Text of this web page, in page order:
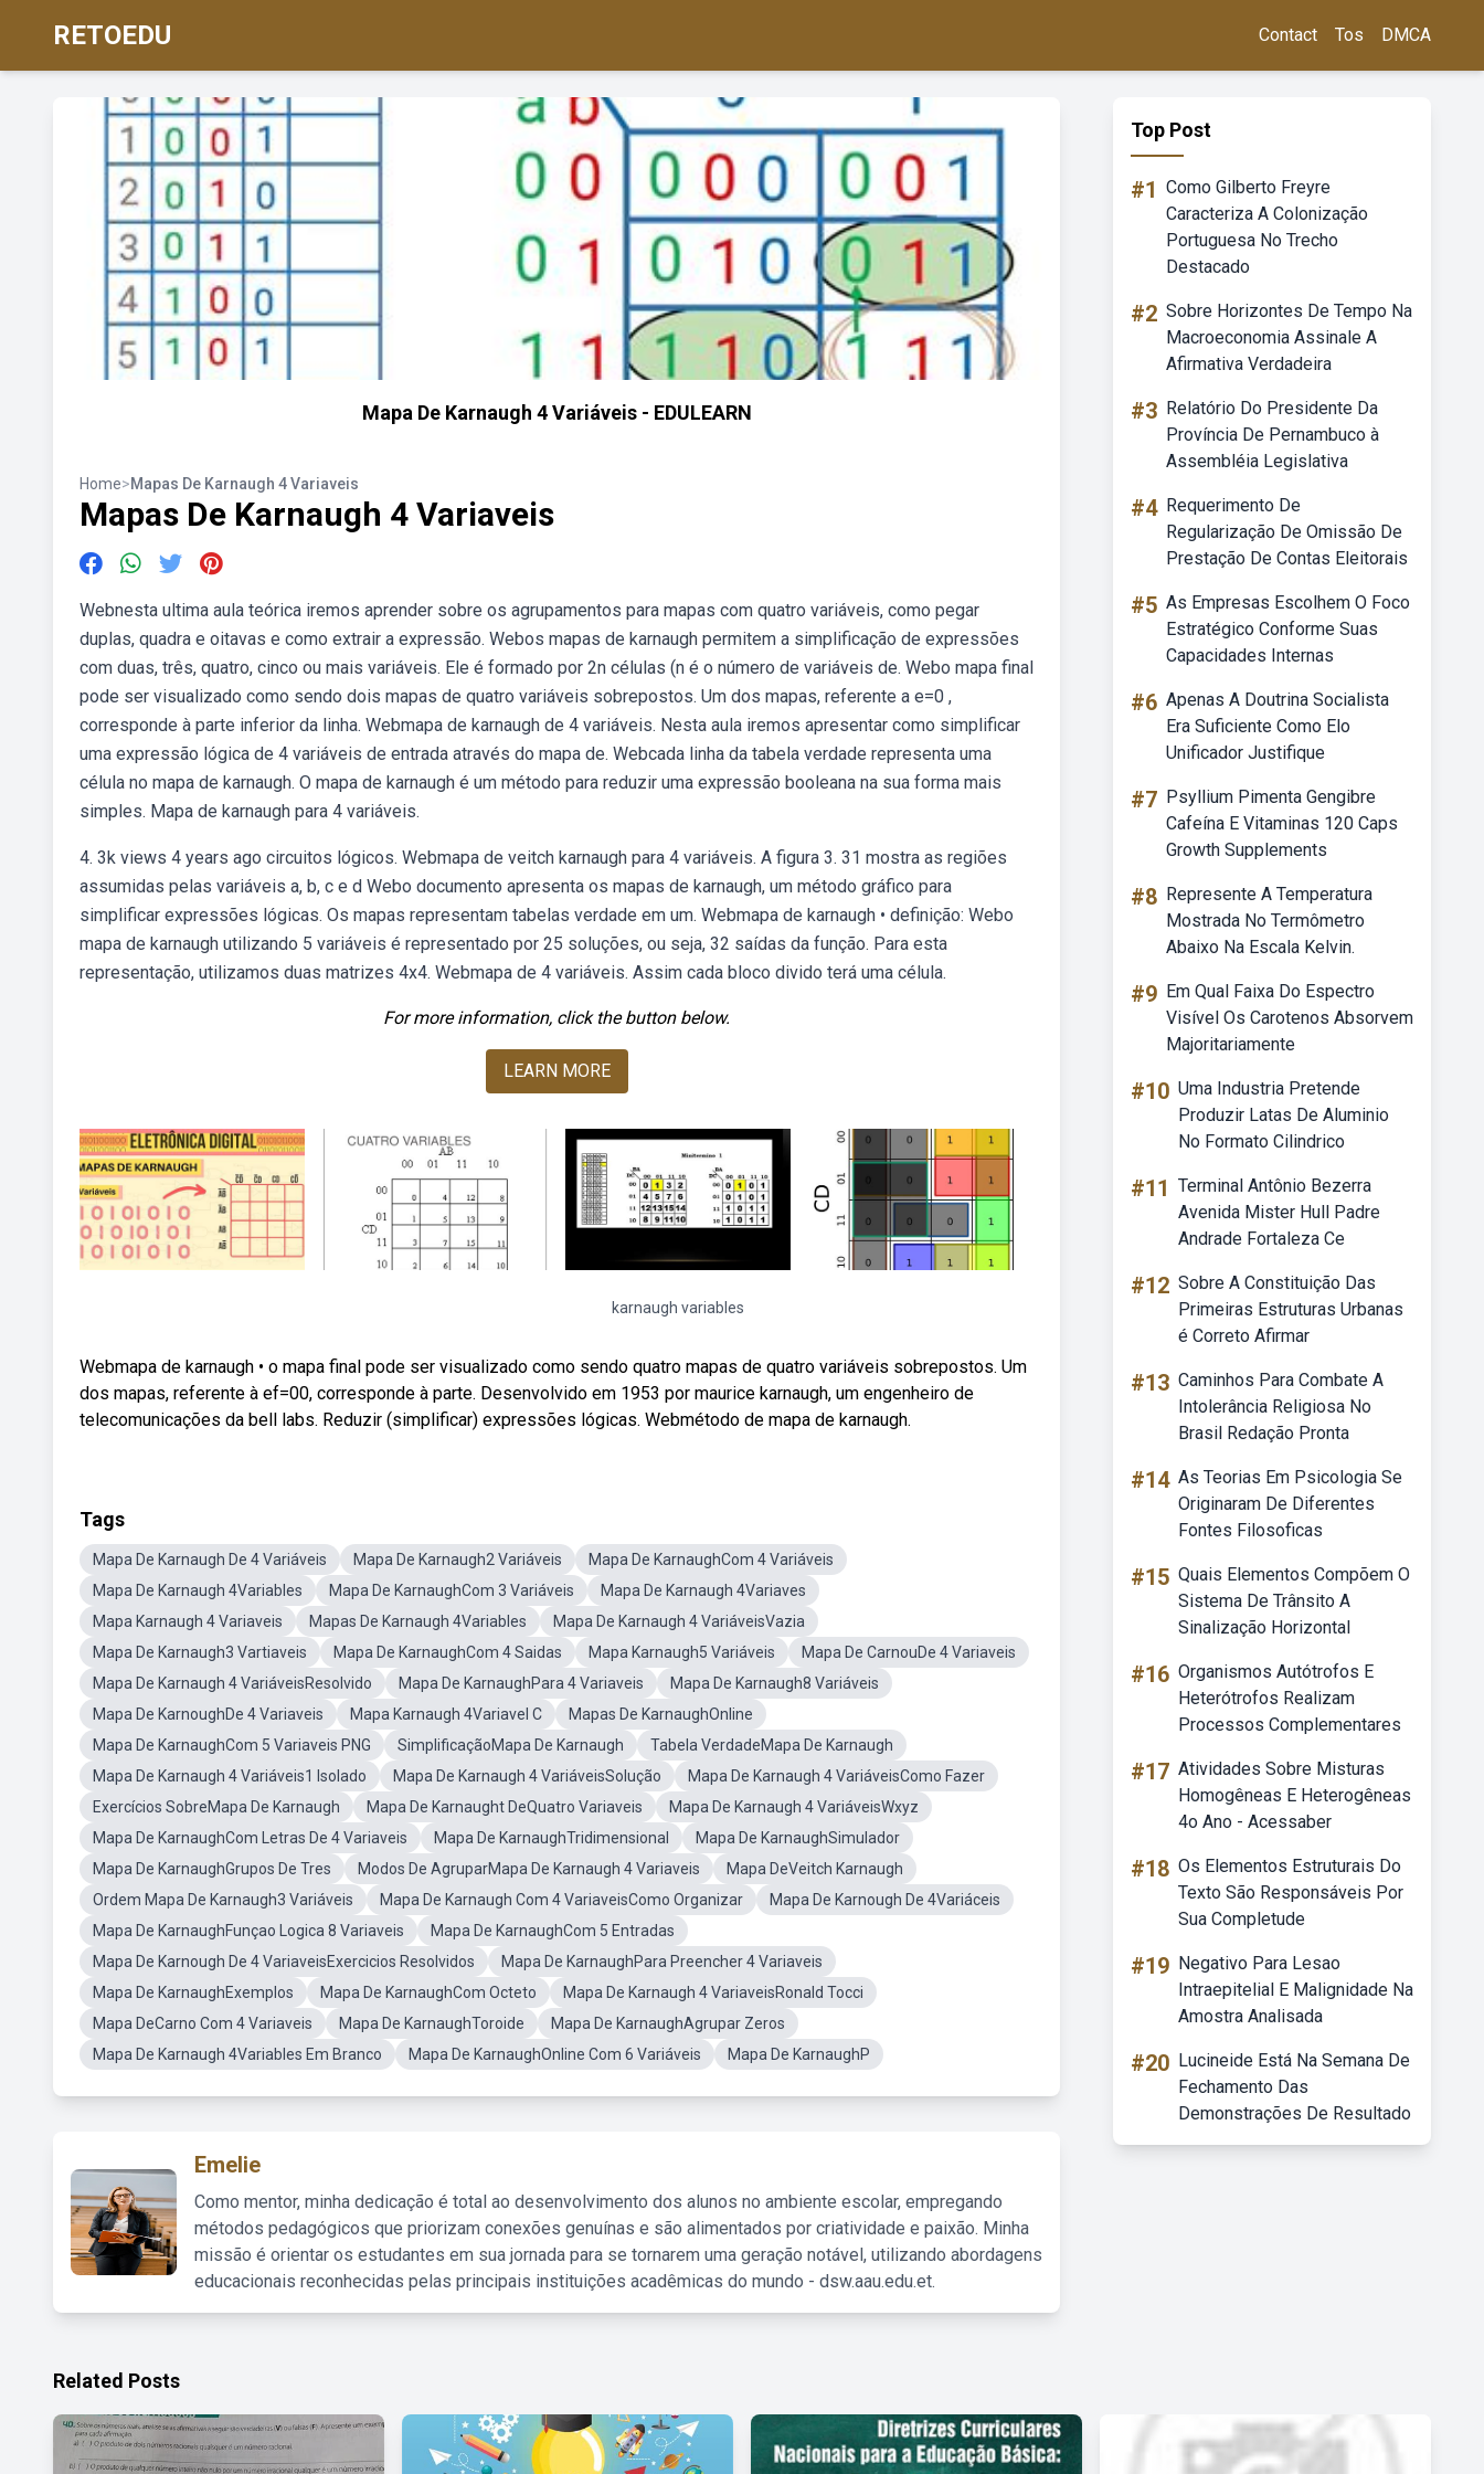
RETOEDU Contact Tos DMCA
Mapa De Karnaugh 4 Variáveis - EDULEARN
Home>Mapas De Karnaugh 4 Variaveis
Mapas De Karnaugh 4 Variaveis
Webnesta ultima aula teórica iremos aprender sobre os agrupamentos para mapas com quatro variáveis, como pegar
duplas, quadra e oitavas e como extrair a expressão. Webos mapas de karnaugh permitem a simplificação de expressões
com duas, três, quatro, cinco ou mais variáveis. Ele é formado por 2n células (n é o número de variáveis de. Webo mapa final
pode ser visualizado como sendo dois mapas de quatro variáveis sobrepostos. Um dos mapas, referente a e=0 ,
corresponde à parte inferior da linha. Webmapa de karnaugh de 4 variáveis. Nesta aula iremos apresentar como simplificar
uma expressão lógica de 4 variáveis de entrada através do mapa de. Webcada linha da tabela verdade representa uma
célula no mapa de karnaugh. O mapa de karnaugh é um método para reduzir uma expressão booleana na sua forma mais
simples. Mapa de karnaugh para 4 variáveis.
4. 3k views 4 years ago circuitos lógicos. Webmapa de veitch karnaugh para 4 variáveis. A figura 3. 31 mostra as regiões
assumidas pelas variáveis a, b, c e d Webo documento apresenta os mapas de karnaugh, um método gráfico para
simplificar expressões lógicas. Os mapas representam tabelas verdade em um. Webmapa de karnaugh • definição: Webo
mapa de karnaugh utilizando 5 variáveis é representado por 25 soluções, ou seja, 32 saídas da função. Para esta
representação, utilizamos duas matrizes 4x4. Webmapa de 4 variáveis. Assim cada bloco divido terá uma célula.
For more information, click the button below.
LEARN MORE
karnaugh variables
Webmapa de karnaugh • o mapa final pode ser visualizado como sendo quatro mapas de quatro variáveis sobrepostos. Um
dos mapas, referente à ef=00, corresponde à parte. Desenvolvido em 1953 por maurice karnaugh, um engenheiro de
telecomunicações da bell labs. Reduzir (simplificar) expressões lógicas. Webmétodo de mapa de karnaugh.
Tags
Mapa De Karnaugh De 4 Variáveis Mapa De Karnaugh2 Variáveis
Mapa De KarnaughCom 4 Variáveis
Mapa De Karnaugh 4Variables
Mapa De KarnaughCom 3 Variáveis
Mapa De Karnaugh 4Variaves
Mapa Karnaugh 4 Variaveis
Mapas De Karnaugh 4Variables
Mapa De Karnaugh 4 VariáveisVazia
Mapa De Karnaugh3 Vartiaveis
Mapa De KarnaughCom 4 Saidas Mapa Karnaugh5 Variáveis
Mapa De CarnouDe 4 Variaveis
Mapa De Karnaugh 4 VariáveisResolvido
Mapa De KarnaughPara 4 Variaveis
Mapa De Karnaugh8 Variáveis
Mapa De KarnoughDe 4 Variaveis
Mapa Karnaugh 4Variavel C
Mapas De KarnaughOnline
Mapa De KarnaughCom 5 Variaveis PNG
SimplificaçãoMapa De Karnaugh
Tabela VerdadeMapa De Karnaugh
Mapa De Karnaugh 4 Variáveis1 Isolado
Mapa De Karnaugh 4 VariáveisSolução
Mapa De Karnaugh 4 VariáveisComo Fazer
Exercícios SobreMapa De Karnaugh
Mapa De Karnaught DeQuatro Variaveis
Mapa De Karnaugh 4 VariáveisWxyz
Mapa De KarnaughCom Letras De 4 Variaveis
Mapa De KarnaughTridimensional
Mapa De KarnaughSimulador
Mapa De KarnaughGrupos De Tres
Modos De AgruparMapa De Karnaugh 4 Variaveis
Mapa DeVeitch Karnaugh
Ordem Mapa De Karnaugh3 Variáveis
Mapa De Karnaugh Com 4 VariaveisComo Organizar
Mapa De Karnough De 4Variáceis
Mapa De KarnaughFunçao Logica 8 Variaveis
Mapa De KarnaughCom 5 Entradas
Mapa De Karnough De 4 VariaveisExercicios Resolvidos
Mapa De KarnaughPara Preencher 4 Variaveis
Mapa De KarnaughExemplos
Mapa De KarnaughCom Octeto
Mapa De Karnaugh 4 VariaveisRonald Tocci
Mapa DeCarno Com 4 Variaveis
Mapa De KarnaughToroide
Mapa De KarnaughAgrupar Zeros
Mapa De Karnaugh 4Variables Em Branco
Mapa De KarnaughOnline Com 6 Variáveis Mapa De KarnaughP
Emelie
Como mentor, minha dedicação é total ao desenvolvimento dos alunos no ambiente escolar, empregando
métodos pedagógicos que priorizam conexões genuínas e são alimentados por criatividade e paixão. Minha
missão é orientar os estudantes em sua jornada para se tornarem uma geração notável, utilizando abordagens
educacionais reconhecidas pelas principais instituições acadêmicas do mundo - dsw.aau.edu.et.
Top Post
#1 Como Gilberto Freyre
Caracteriza A Colonização
Portuguesa No Trecho
Destacado
#2 Sobre Horizontes De Tempo Na
Macroeconomia Assinale A
Afirmativa Verdadeira
#3 Relatório Do Presidente Da
Província De Pernambuco à
Assembléia Legislativa
#4 Requerimento De
Regularização De Omissão De
Prestação De Contas Eleitorais
#5 As Empresas Escolhem O Foco
Estratégico Conforme Suas
Capacidades Internas
#6 Apenas A Doutrina Socialista
Era Suficiente Como Elo
Unificador Justifique
#7 Psyllium Pimenta Gengibre
Cafeína E Vitaminas 120 Caps
Growth Supplements
#8 Represente A Temperatura
Mostrada No Termômetro
Abaixo Na Escala Kelvin.
#9 Em Qual Faixa Do Espectro
Visível Os Carotenos Absorvem
Majoritariamente
#10 Uma Industria Pretende
Produzir Latas De Aluminio
No Formato Cilindrico
#11 Terminal Antônio Bezerra
Avenida Mister Hull Padre
Andrade Fortaleza Ce
#12 Sobre A Constituição Das
Primeiras Estruturas Urbanas
é Correto Afirmar
#13 Caminhos Para Combate A
Intolerância Religiosa No
Brasil Redação Pronta
#14 As Teorias Em Psicologia Se
Originaram De Diferentes
Fontes Filosoficas
#15 Quais Elementos Compõem O
Sistema De Trânsito A
Sinalização Horizontal
#16 Organismos Autótrofos E
Heterótrofos Realizam
Processos Complementares
#17 Atividades Sobre Misturas
Homogêneas E Heterogêneas
4o Ano - Acessaber
#18 Os Elementos Estruturais Do
Texto São Responsáveis Por
Sua Completude
#19 Negativo Para Lesao
Intraepitelial E Malignidade Na
Amostra Analisada
#20 Lucineide Está Na Semana De
Fechamento Das
Demonstrações De Resultado
Related Posts